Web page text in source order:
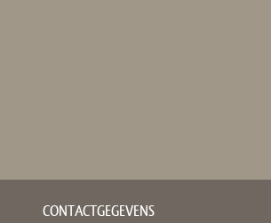
CONTACTGEGEVENS